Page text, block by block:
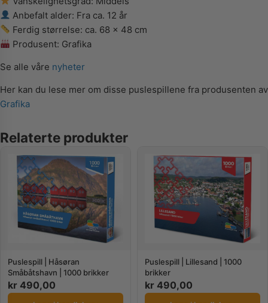
Anbefalt alder: Fra ca. 12 år
Ferdig størrelse: ca. 68 x 48 cm
Produsent: Grafika
Se alle våre nyheter
Her kan du lese mer om disse puslespillene fra produsenten av
Grafika
Relaterte produkter
Puslespill | Håsøran
Småbåtshavn | 1000 brikker
kr 490,00
Puslespill | Lillesand | 1000
brikker
kr 490,00